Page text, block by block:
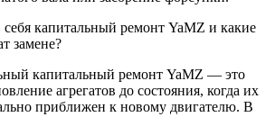
себя капитальный ремонт YaMZ и какие
замене?
капитальный ремонт YaMZ — это
агрегатов до состояния, когда их
приближен к новому двигателю. В